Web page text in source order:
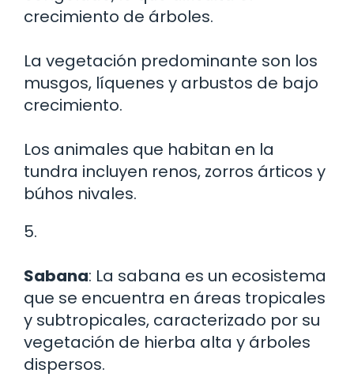
crecimiento de árboles.
La vegetación predominante son los
musgos, líquenes y arbustos de bajo
crecimiento.
Los animales que habitan en la
tundra incluyen renos, zorros árticos y
búhos nivales.
5.
Sabana: La sabana es un ecosistema
que se encuentra en áreas tropicales
y subtropicales, caracterizado por su
vegetación de hierba alta y árboles
dispersos.